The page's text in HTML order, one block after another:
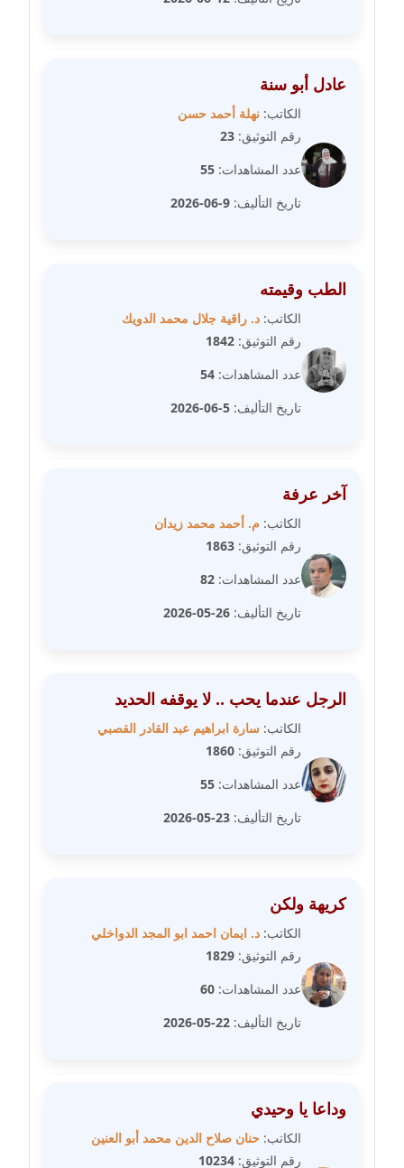
مدونة سماح حامد
عاملة
عاملة
مدونة سهام كمال
عاملة
عاملة
مدونة سهير عسكر
مدونة سوزان بهنسي
عاملة
مدونة سوميه الالفي
مدونة شادي الربابعة
عاملة
مدونة شرف الدين محمد
عاملة
مدونة شريف ابراهيم
عاملة
مدونة شيماء حسني
مدونة شيماء عبد المقصود
عاملة
مدونة شيماء عمارة
عادل أبو سنة
الكاتب: نهلة أحمد حسن
رقم التوثيق: 23
عدد المشاهدات: 55
تاريخ التأليف: 9-06-2026
الطب وقيمته
الكاتب: د. راقية جلال محمد الدويك
رقم التوثيق: 1842
عدد المشاهدات: 54
تاريخ التأليف: 5-06-2026
آخر عرفة
الكاتب: م. أحمد محمد زيدان
رقم التوثيق: 1863
عدد المشاهدات: 82
تاريخ التأليف: 26-05-2026
الرجل عندما يحب .. لا يوقفه الحديد
الكاتب: سارة ابراهيم عبد القادر القصبي
رقم التوثيق: 1860
عدد المشاهدات: 55
تاريخ التأليف: 23-05-2026
كريهة ولكن
الكاتب: د. ايمان احمد ابو المجد الدواخلي
رقم التوثيق: 1829
عدد المشاهدات: 60
تاريخ التأليف: 22-05-2026
وداعا يا وحيدي
الكاتب: حنان صلاح الدين محمد أبو العنين
رقم التوثيق: 10234